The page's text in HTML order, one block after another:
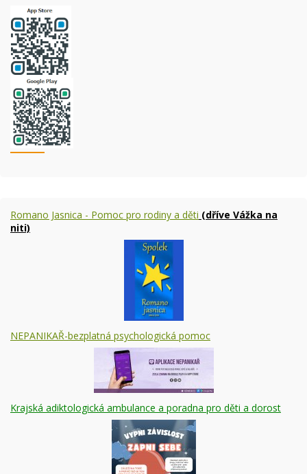
Romano Jasnica - Pomoc pro rodiny a děti (dříve Vážka na
niti)
NEPANIKAŘ-bezplatná psychologická pomoc
Krajská adiktologická ambulance a poradna pro děti a dorost